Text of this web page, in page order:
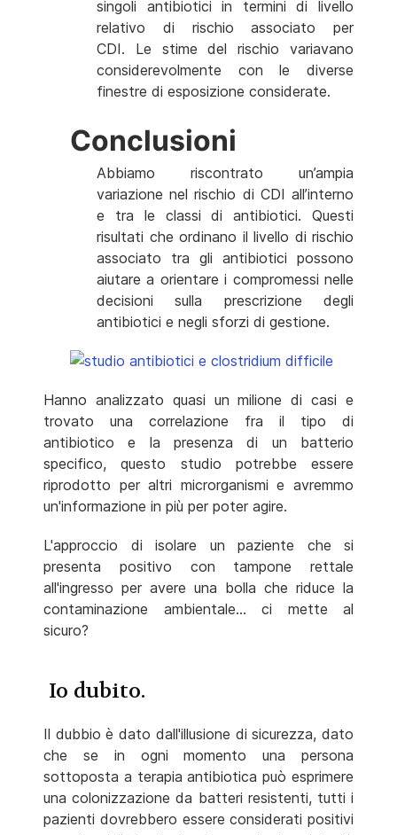
singoli antibiotici in termini di livello
relativo di rischio associato per
CDI. Le stime del rischio variavano
considerevolmente con le diverse
finestre di esposizione considerate.
Conclusioni
Abbiamo riscontrato un’ampia
variazione nel rischio di CDI all’interno
e tra le classi di antibiotici. Questi
risultati che ordinano il livello di rischio
associato tra gli antibiotici possono
aiutare a orientare i compromessi nelle
decisioni sulla prescrizione degli
antibiotici e negli sforzi di gestione.
Hanno analizzato quasi un milione di casi e
trovato una correlazione fra il tipo di
antibiotico e la presenza di un batterio
specifico, questo studio potrebbe essere
riprodotto per altri microrganismi e avremmo
un'informazione in più per poter agire.
L'approccio di isolare un paziente che si
presenta positivo con tampone rettale
all'ingresso per avere una bolla che riduce la
contaminazione ambientale... ci mette al
sicuro?
Io dubito.
Il dubbio è dato dall'illusione di sicurezza, dato
che se in ogni momento una persona
sottoposta a terapia antibiotica può esprimere
una colonizzazione da batteri resistenti, tutti i
pazienti dovrebbero essere considerati positivi